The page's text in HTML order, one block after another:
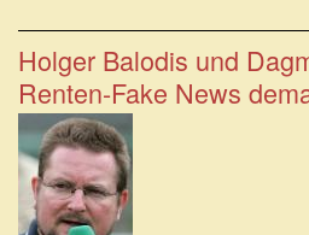
vogelfreien
Freien:
Armut
steht
auf
dem
Spielplan
Holger Balodis und
Renten-Fake News